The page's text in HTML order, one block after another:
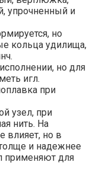
упрочненный и
но
кольца удилища,
но для
игл.
при
узел, при
нить. На
влияет, но в
и надежнее
применяют для